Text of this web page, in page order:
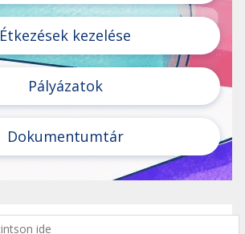
Étkezések kezelése
Pályázatok
Dokumentumtár